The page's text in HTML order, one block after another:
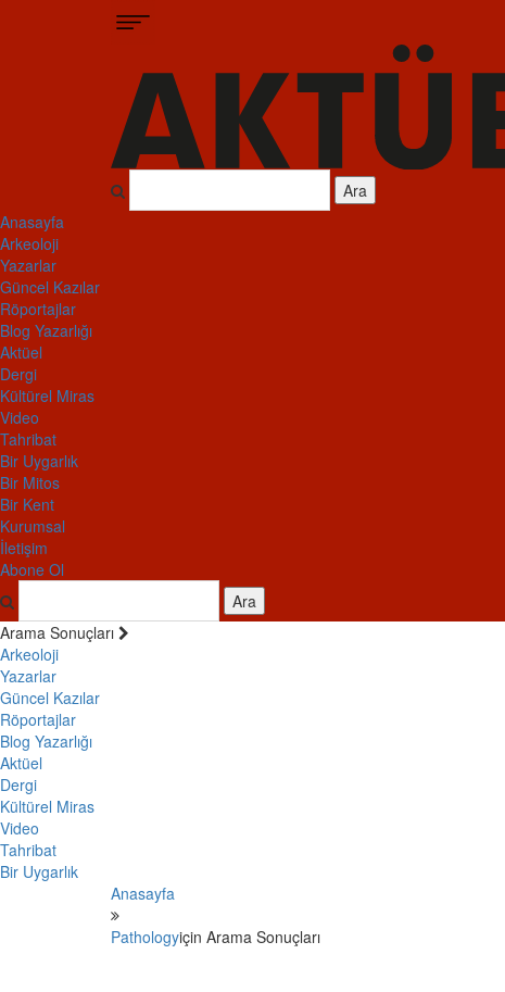
Ara
Anasayfa
Arkeoloji
Yazarlar
Güncel Kazılar
Röportajlar
Blog Yazarlığı
Aktüel
Dergi
Kültürel Miras
Video
Tahribat
Bir Uygarlık
Bir Mitos
Bir Kent
Kurumsal
İletişim
Abone Ol
Ara
Arama Sonuçları
Arkeoloji
Yazarlar
Güncel Kazılar
Röportajlar
Blog Yazarlığı
Aktüel
Dergi
Kültürel Miras
Video
Tahribat
Bir Uygarlık
Anasayfa
Pathologyiçin Arama Sonuçları